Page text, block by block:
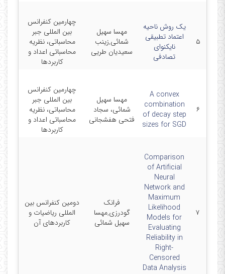
۵
یک روش ناحیه
اعتماد تطبیقی
نایکنوای
تصادفی
مهسا سهیل
شمائی,زینب
سعیدیان طریی
چهارمین کنفرانس
بین المللی جبر
محاسباتی، نظریه
محاسباتی اعداد و
کاربردها
07-
۶
A convex
combination
of decay step
sizes for SGD
مهسا سهیل
شمائی، سجاد
فتحی هفشجانی
چهارمین کنفرانس
بین المللی جبر
محاسباتی، نظریه
محاسباتی اعداد و
کاربردها
۷
Comparison
of Artificial
Neural
Network and
Maximum
Likelihood
Models for
Evaluating
Reliability in
Right-
Censored
Data Analysis
فرانک
گودرزی,مهسا
سهیل شمائی
دومین کنفرانس بین
المللی ریاضیات و
کاربردهای آن